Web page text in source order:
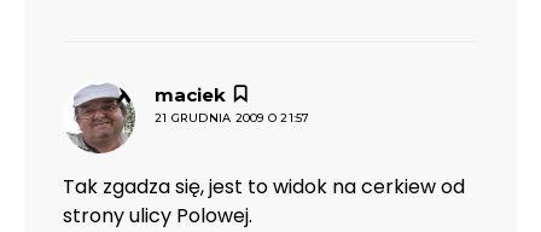
maciek
21 GRUDNIA 2009 O 21:57
Tak zgadza się, jest to widok na cerkiew od
strony ulicy Polowej.